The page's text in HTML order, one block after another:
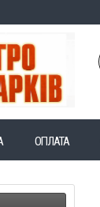
ОПЛАТА